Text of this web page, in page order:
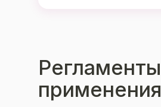
Регламенты
применения